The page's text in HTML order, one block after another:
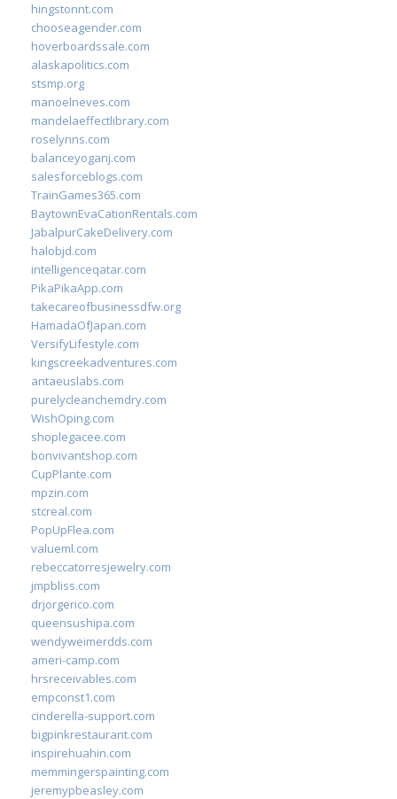
hingstonnt.com
chooseagender.com
hoverboardssale.com
alaskapolitics.com
stsmp.org
manoelneves.com
mandelaeffectlibrary.com
roselynns.com
balanceyoganj.com
salesforceblogs.com
TrainGames365.com
BaytownEvaCationRentals.com
JabalpurCakeDelivery.com
halobjd.com
intelligenceqatar.com
PikaPikaApp.com
takecareofbusinessdfw.org
HamadaOfJapan.com
VersifyLifestyle.com
kingscreekadventures.com
antaeuslabs.com
purelycleanchemdry.com
WishOping.com
shoplegacee.com
bonvivantshop.com
CupPlante.com
mpzin.com
stcreal.com
PopUpFlea.com
valueml.com
rebeccatorresjewelry.com
jmpbliss.com
drjorgerico.com
queensushipa.com
wendyweimerdds.com
ameri-camp.com
hrsreceivables.com
empconst1.com
cinderella-support.com
bigpinkrestaurant.com
inspirehuahin.com
memmingerspainting.com
jeremypbeasley.com